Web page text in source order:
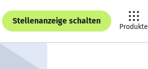
Stellenanzeige schalten
Produkte